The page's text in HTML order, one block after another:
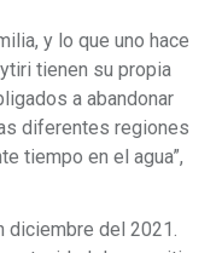
y lo que uno hace
tienen su propia
a abandonar
diferentes regiones
tiempo en el agua”,
diciembre del 2021.